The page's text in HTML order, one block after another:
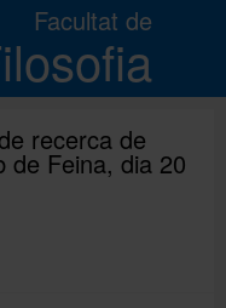
Facultat de
recerca de
de Feina, dia 20